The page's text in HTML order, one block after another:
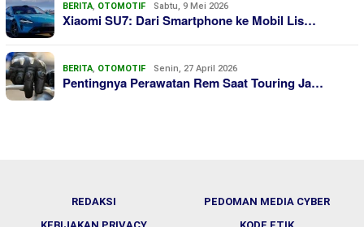
BERITA, OTOMOTIF Sabtu, 9 Mei 2026
Xiaomi SU7: Dari Smartphone ke Mobil Lis…
BERITA, OTOMOTIF Senin, 27 April 2026
Pentingnya Perawatan Rem Saat Touring Ja…
REDAKSI
PEDOMAN MEDIA CYBER